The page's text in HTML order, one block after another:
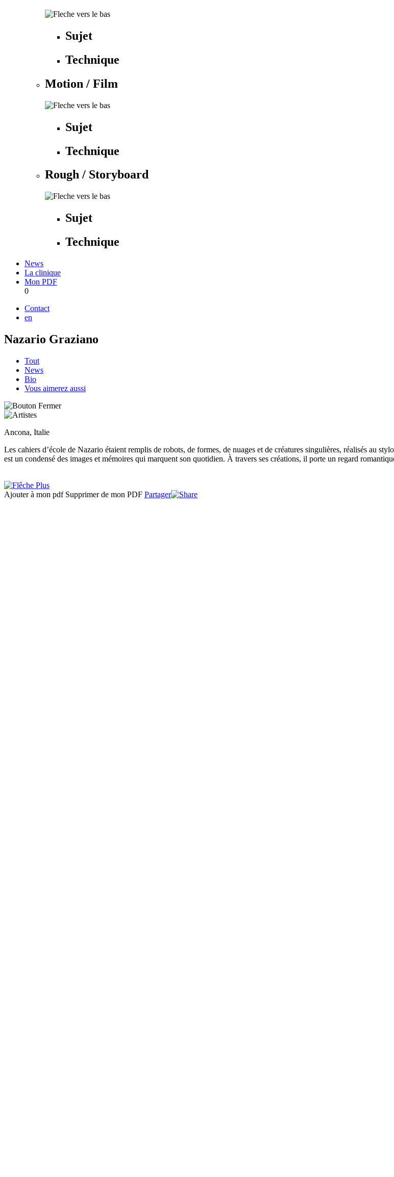
Sujet
Technique
Motion / Film
Sujet
Technique
Rough / Storyboard
Sujet
Technique
News
La clinique
Mon PDF
0
Contact
en
Nazario Graziano
Tout
News
Bio
Vous aimerez aussi
Ancona, Italie
Les cahiers d’école de Nazario étaient remplis de robots, de formes, de nuages et de créatures singulières, réalisés au
est un condensé des images et mémoires qui marquent son quotidien. À travers ses créations, il porte un regard
Ajouter à mon pdf Supprimer de mon PDF Partager